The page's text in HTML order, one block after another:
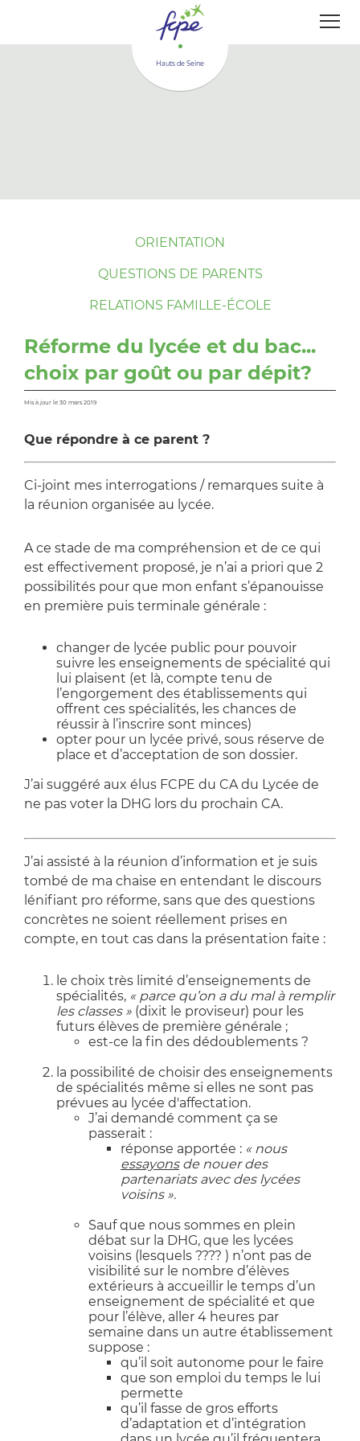
Hauts de Seine
ORIENTATION
QUESTIONS DE PARENTS
RELATIONS FAMILLE-ÉCOLE
Réforme du lycée et du bac...
choix par goût ou par dépit?
Mis à jour le 30 mars 2019
Que répondre à ce parent ?
Ci-joint mes interrogations / remarques suite à
la réunion organisée au lycée.
A ce stade de ma compréhension et de ce qui
est effectivement proposé, je n’ai a priori que 2
possibilités pour que mon enfant s’épanouisse
en première puis terminale générale :
changer de lycée public pour pouvoir
suivre les enseignements de spécialité qui
lui plaisent (et là, compte tenu de
l’engorgement des établissements qui
offrent ces spécialités, les chances de
réussir à l’inscrire sont minces)
opter pour un lycée privé, sous réserve de
place et d’acceptation de son dossier.
J’ai suggéré aux élus FCPE du CA du Lycée de
ne pas voter la DHG lors du prochain CA.
J’ai assisté à la réunion d’information et je suis
tombé de ma chaise en entendant le discours
lénifiant pro réforme, sans que des questions
concrètes ne soient réellement prises en
compte, en tout cas dans la présentation faite :
le choix très limité d’enseignements de
spécialités, « parce qu’on a du mal à remplir
les classes » (dixit le proviseur) pour les
futurs élèves de première générale ;
est-ce la fin des dédoublements ?
la possibilité de choisir des enseignements
de spécialités même si elles ne sont pas
prévues au lycée d'affectation.
J’ai demandé comment ça se
passerait :
réponse apportée : « nous
essayonsde nouer des
partenariats avec des lycées
voisins ».
Sauf que nous sommes en plein
débat sur la DHG, que les lycées
voisins (lesquels ???? ) n’ont pas de
visibilité sur le nombre d’élèves
extérieurs à accueillir le temps d’un
enseignement de spécialité et que
pour l’élève, aller 4 heures par
semaine dans un autre établissement
suppose :
qu’il soit autonome pour le faire
que son emploi du temps le lui
permette
qu’il fasse de gros efforts
d’adaptation et d’intégration
Panneau de gestion des cookies